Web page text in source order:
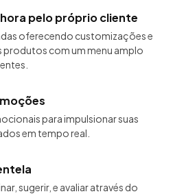
pelo próprio cliente
oferecendo customizações e
produtos com um menu amplo
para impulsionar suas
em tempo real.
sugerir, e avaliar através do